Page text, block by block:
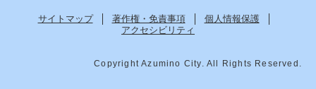
サイトマップ 著作権・免責事項
個人情報保護
アクセシビリティ
Copyright Azumino City. All Rights Reserved.